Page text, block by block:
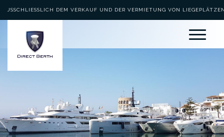
AUSSCHLIESSLICH DEM VERKAUF UND DER VERMIETUNG VON LIEGEPLÄTZEN